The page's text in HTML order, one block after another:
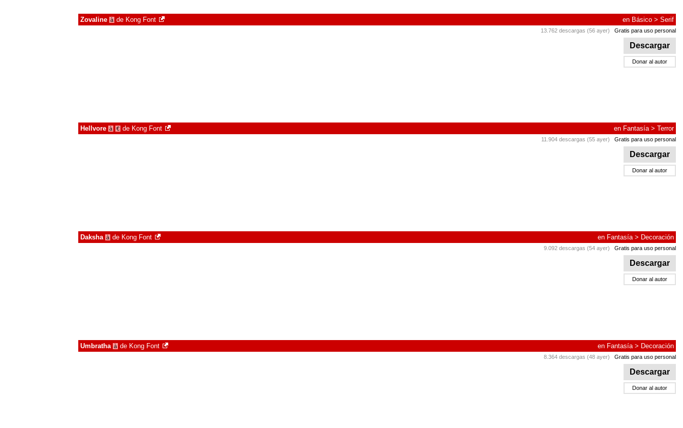
Zovaline à de Kong Font en Básico > Serif
13.762 descargas (56 ayer) Gratis para uso personal
Descargar
Donar al autor
Hellvore à € de Kong Font en Fantasía> Terror
11.904 descargas (55 ayer) Gratis para uso personal
Descargar
Donar al autor
Daksha à de Kong Font en Fantasía> Decoración
9.092 descargas (54 ayer) Gratis para uso personal
Descargar
Donar al autor
Umbratha à de Kong Font en Fantasía> Decoración
8.364 descargas (48 ayer) Gratis para uso personal
Descargar
Donar al autor